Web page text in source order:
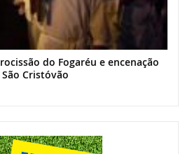
do Fogaréu e encenação
Cristóvão